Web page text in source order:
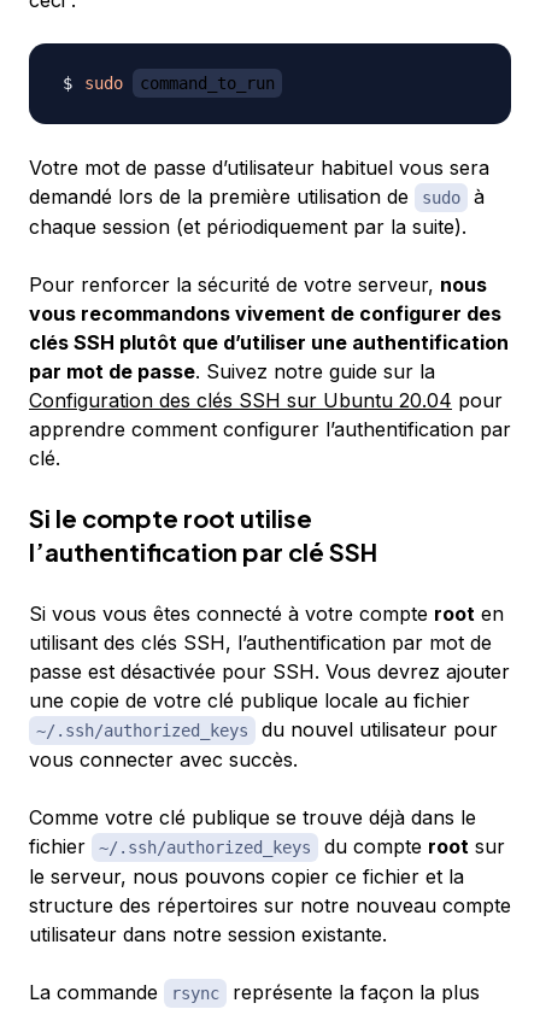
sudo command_to_run
Votre mot de passe d’utilisateur habituel vous sera
demandé lors de la première utilisation de
sudo
à
chaque session (et périodiquement par la suite).
Pour renforcer la sécurité de votre serveur, nous
vous recommandons vivement de configurer des
clés SSH plutôt que d’utiliser une authentification
par mot de passe. Suivez notre guide sur la
Configuration des clés SSH sur Ubuntu 20.04 pour
apprendre comment configurer l’authentification par
clé.
Si le compte root utilise
l’authentification par clé SSH
Si vous vous êtes connecté à votre compte root en
utilisant des clés SSH, l’authentification par mot de
passe est désactivée pour SSH. Vous devrez ajouter
une copie de votre clé publique locale au fichier
~/.ssh/authorized_keys
du nouvel utilisateur pour
vous connecter avec succès.
Comme votre clé publique se trouve déjà dans le
fichier
~/.ssh/authorized_keys du compte root sur
le serveur, nous pouvons copier ce fichier et la
structure des répertoires sur notre nouveau compte
utilisateur dans notre session existante.
La commande rsync
représente la façon la plus